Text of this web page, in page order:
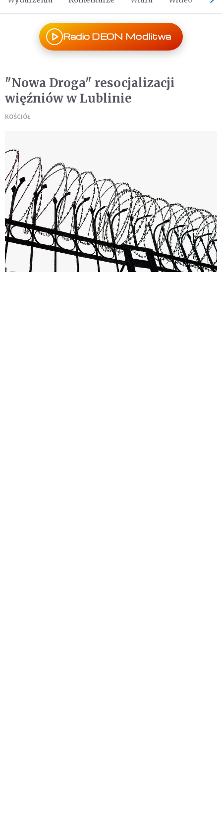
Radio DEON Modlitwa
"Nowa Droga" resocjalizacji
więźniów w Lublinie
KOŚCIÓŁ